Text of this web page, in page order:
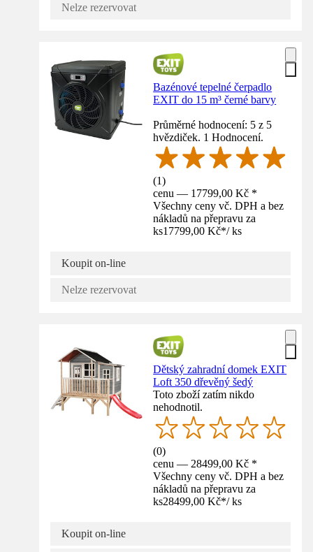
Nelze rezervovat
Bazénové tepelné čerpadlo
EXIT do 15 m³ černé barvy
Průměrné hodnocení: 5 z 5
hvězdiček. 1 Hodnocení.
(1)
cenu — 17799,00 Kč *
Všechny ceny vč. DPH a bez
nákladů na přepravu za
ks17799,00 Kč*/ ks
Koupit on-line
Nelze rezervovat
Dětský zahradní domek EXIT
Loft 350 dřevěný šedý
Toto zboží zatím nikdo
nehodnotil.
(0)
cenu — 28499,00 Kč *
Všechny ceny vč. DPH a bez
nákladů na přepravu za
ks28499,00 Kč*/ ks
Koupit on-line